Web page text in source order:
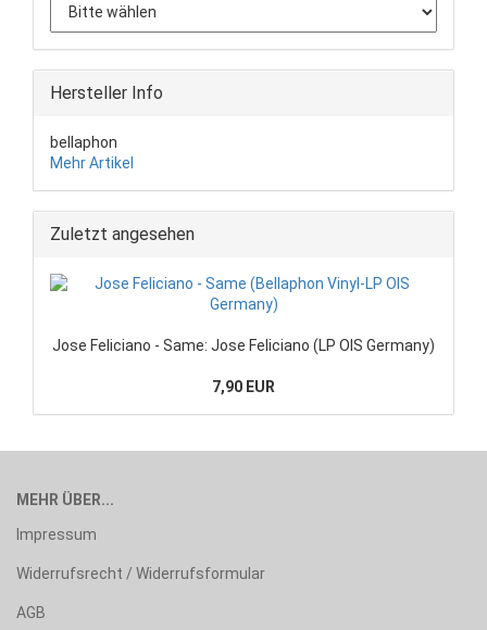
Hersteller Info
bellaphon
Mehr Artikel
Zuletzt angesehen
Jose Feliciano - Same: Jose Feliciano (LP OIS Germany)
7,90 EUR
MEHR ÜBER...
Impressum
Widerrufsrecht / Widerrufsformular
AGB